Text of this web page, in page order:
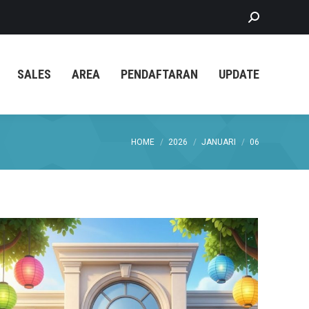
Search:
SALES AREA PENDAFTARAN UPDATE
You are here:
HOME 2026 JANUARI 06